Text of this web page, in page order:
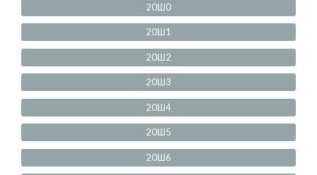
20Ш0
20Ш1
20Ш2
20Ш3
20Ш4
20Ш5
20Ш6